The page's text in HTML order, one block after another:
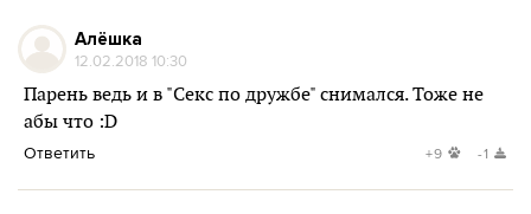
Алёшка
12.02.2018 10:30
Парень ведь и в "Секс по дружбе" снимался. Тоже не
абы что :D
Ответить +9 -1